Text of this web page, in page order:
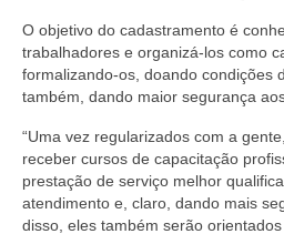
O objetivo do cadastramento é
trabalhadores e organizá-los como
formalizando-os, doando condições
também, dando maior segurança
“Uma vez regularizados com a
receber cursos de capacitação
prestação de serviço melhor
atendimento e, claro, dando mais
disso, eles também serão